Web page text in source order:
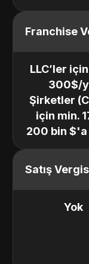
Franchise
LLC’ler
300$/
Şirketler
için min.
200 bin $'a
Satış
Yok